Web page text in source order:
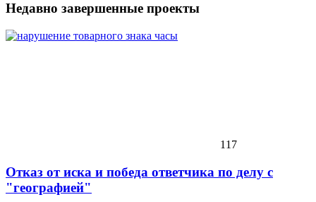
Недавно завершенные проекты
117
Отказ от иска и победа ответчика по делу с
"географией"